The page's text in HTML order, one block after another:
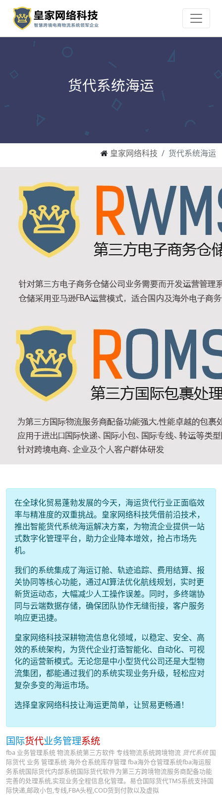
货代系统海运
皇家网络科技 货代系统海运
在全球化贸易蓬勃发展的今天，海运货代行业正面临效
率与精准度的双重挑战。皇家网络科技凭借前沿技术，
推出智能货代系统海运解决方案，为物流企业提供一站
式数字化管理平台，助力企业降本增效，抢占市场先
机。
我们的系统集成了海运订舱、轨迹追踪、费用结算、报
关协同等核心功能，通过AI算法优化航线规划，实时更
新货运动态，大幅减少人工操作误差。同时，多终端协
同与云端数据存储，确保团队协作无缝衔接，客户服务
响应更迅捷。
皇家网络科技深耕物流信息化领域，以稳定、安全、高
效的系统架构，为货代企业打造智能化、自动化、可视
化的运营新模式。无论您是中小型货代公司还是大型物
流集团，都能通过我们的系统实现业务升级，轻松应对
复杂多变的海运市场。
选择皇家网络科技让海运更简单，让贸易更畅通！
国际货代业务管理系统
fba 业务管理系统 物流系统第三方软件 专线物流系统跨境物流 货代系统国
际货代 业务 管理系统 海外仓系统库存管理 fba海外仓管理系统fba海运服
务系统国际货代内部系统国际货代软件为第三方跨境物流服务商配备功能
完善的处理系统,实现业务全程信息化管理。易仓国际货代TMS系统支持国
际快递,邮政小包,专线,FBA头程,COD货到付款以及虚拟